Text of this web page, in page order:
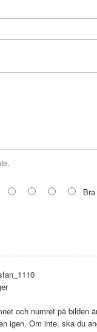
Bra
och numret på bilden
igen. Om inte, ska du